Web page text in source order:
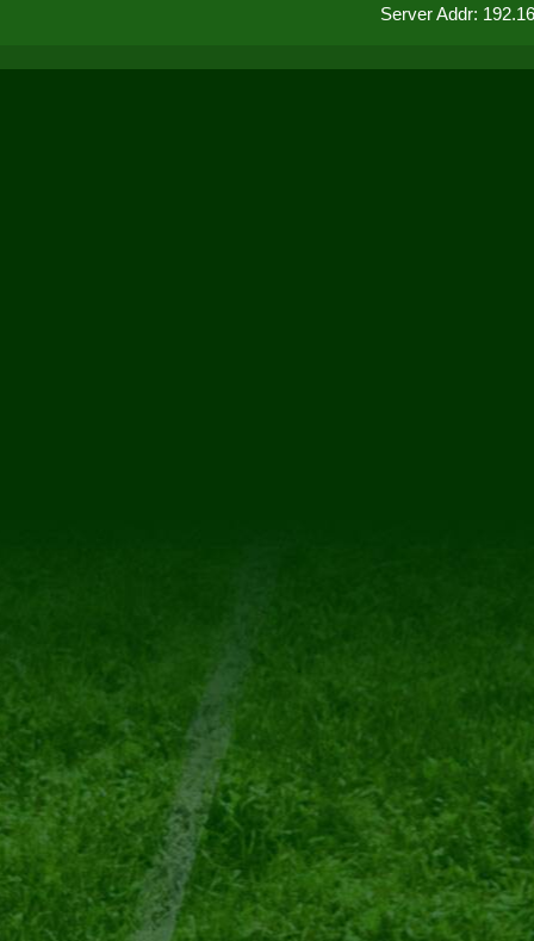
Server Addr: